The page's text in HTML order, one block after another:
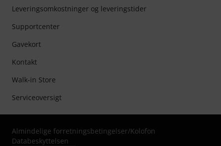
Leveringsomkostninger og leveringstider
Supportcenter
Gavekort
Kontakt
Walk-in Store
Serviceoversigt
Almindelige forretningsbetingelser/Kolofon
Databeskyttelsen